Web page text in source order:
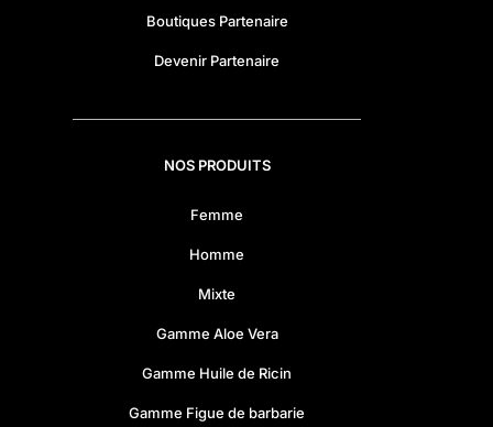
Boutiques Partenaire
Devenir Partenaire
NOS PRODUITS
Femme
Homme
Mixte
Gamme Aloe Vera
Gamme Huile de Ricin
Gamme Figue de barbarie